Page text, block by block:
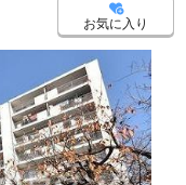
お気に入り